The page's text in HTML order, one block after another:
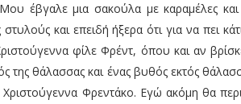
έβγαλε μια σακούλα με καραμέλες και
και επειδή ήξερα ότι για να πει
φίλε Φρέντ, όπου και αν
θάλασσας και ένας βυθός εκτός
Φρεντάκο. Εγώ ακόμη θα